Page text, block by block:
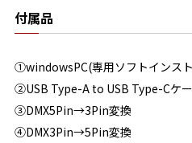
付属品
①windowsPC(専用ソフトインス
②USB Type-A to USB Type-Cケ
③DMX5Pin→3Pin変換
④DMX3Pin→5Pin変換